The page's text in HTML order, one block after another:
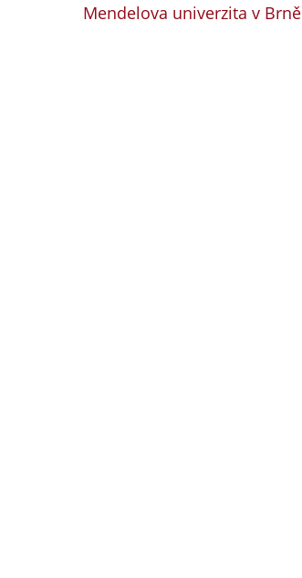
Mendelova univerzita v Brně